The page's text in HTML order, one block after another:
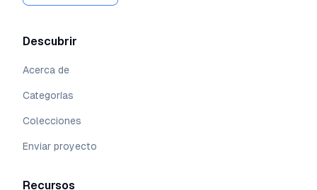
Descubrir
Acerca de
Categorías
Colecciones
Enviar proyecto
Recursos